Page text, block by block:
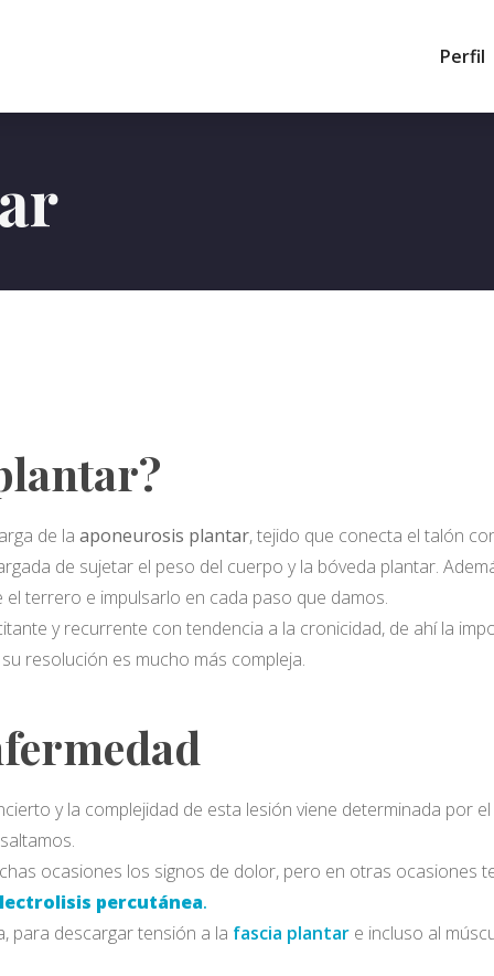
Perfil
de la aponeurosis plantar, tejido que conecta el talón
de sujetar el peso del cuerpo y la bóveda plantar.
terrero e impulsarlo en cada paso que damos.
y recurrente con tendencia a la cronicidad, de ahí la
su resolución es mucho más compleja.
y la complejidad de esta lesión viene determinada por
ocasiones los signos de dolor, pero en otras ocasiones
percutánea.
para descargar tensión a la fascia plantar e incluso al